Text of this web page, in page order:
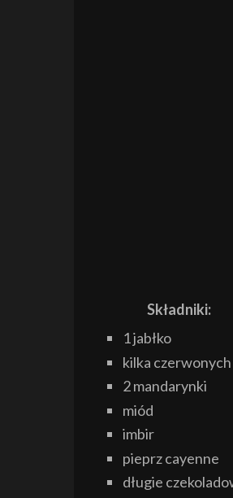
Składniki:
1 jabłko
kilka
2 mandarynki
miód
imbir
pieprz cayenne
długie